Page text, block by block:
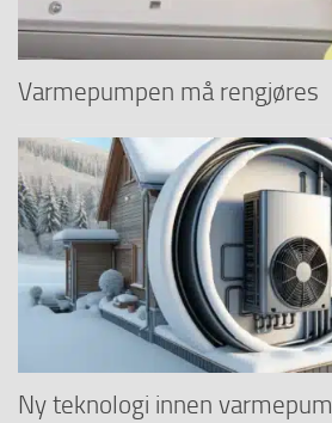
Varmepumpen må rengjøres
Ny teknologi innen